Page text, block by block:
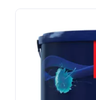
График платежей
Сегодня